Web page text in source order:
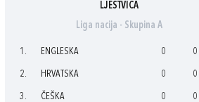
LJESTVICA
Liga nacija - Skupina A
1. ENGLESKA 0 0
2. HRVATSKA 0 0
3. ČEŠKA 0 0